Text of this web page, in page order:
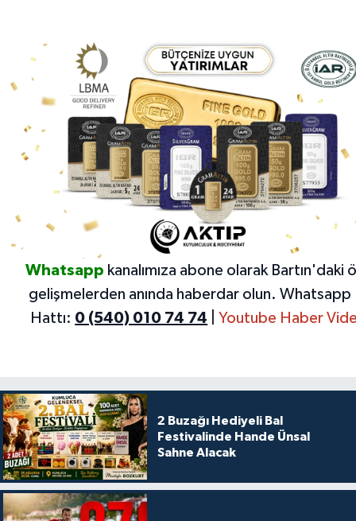
Whatsapp kanalımıza abone olarak Bartın'daki
gelişmelerden anında haberdar olun. Whatsapp
Hattı: 0 (540) 010 74 74 Youtube Haber
2 Buzağı Hediyeli Bal
Festivalinde Hande Ünsal
Sahne Alacak